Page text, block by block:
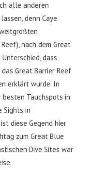
alle anderen
denn Caye
nach dem Great
dass
Great Barrier Reef
erklärt wurde. In
besten Tauchspots in
Sights in
diese Gegend hier
zum Great Blue
Dive Sites war